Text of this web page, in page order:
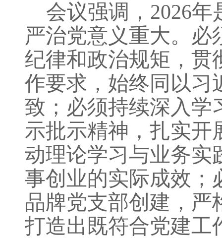
会议强调， 2026年
严治党意义重大。必
纪律和政治规矩，贯
作要求，始终同以习
致；必须持续深入学
示批示精神，扎实开
动理论学习与业务实
事创业的实际成效
品牌党支部创建，严
打造出既符合党建工